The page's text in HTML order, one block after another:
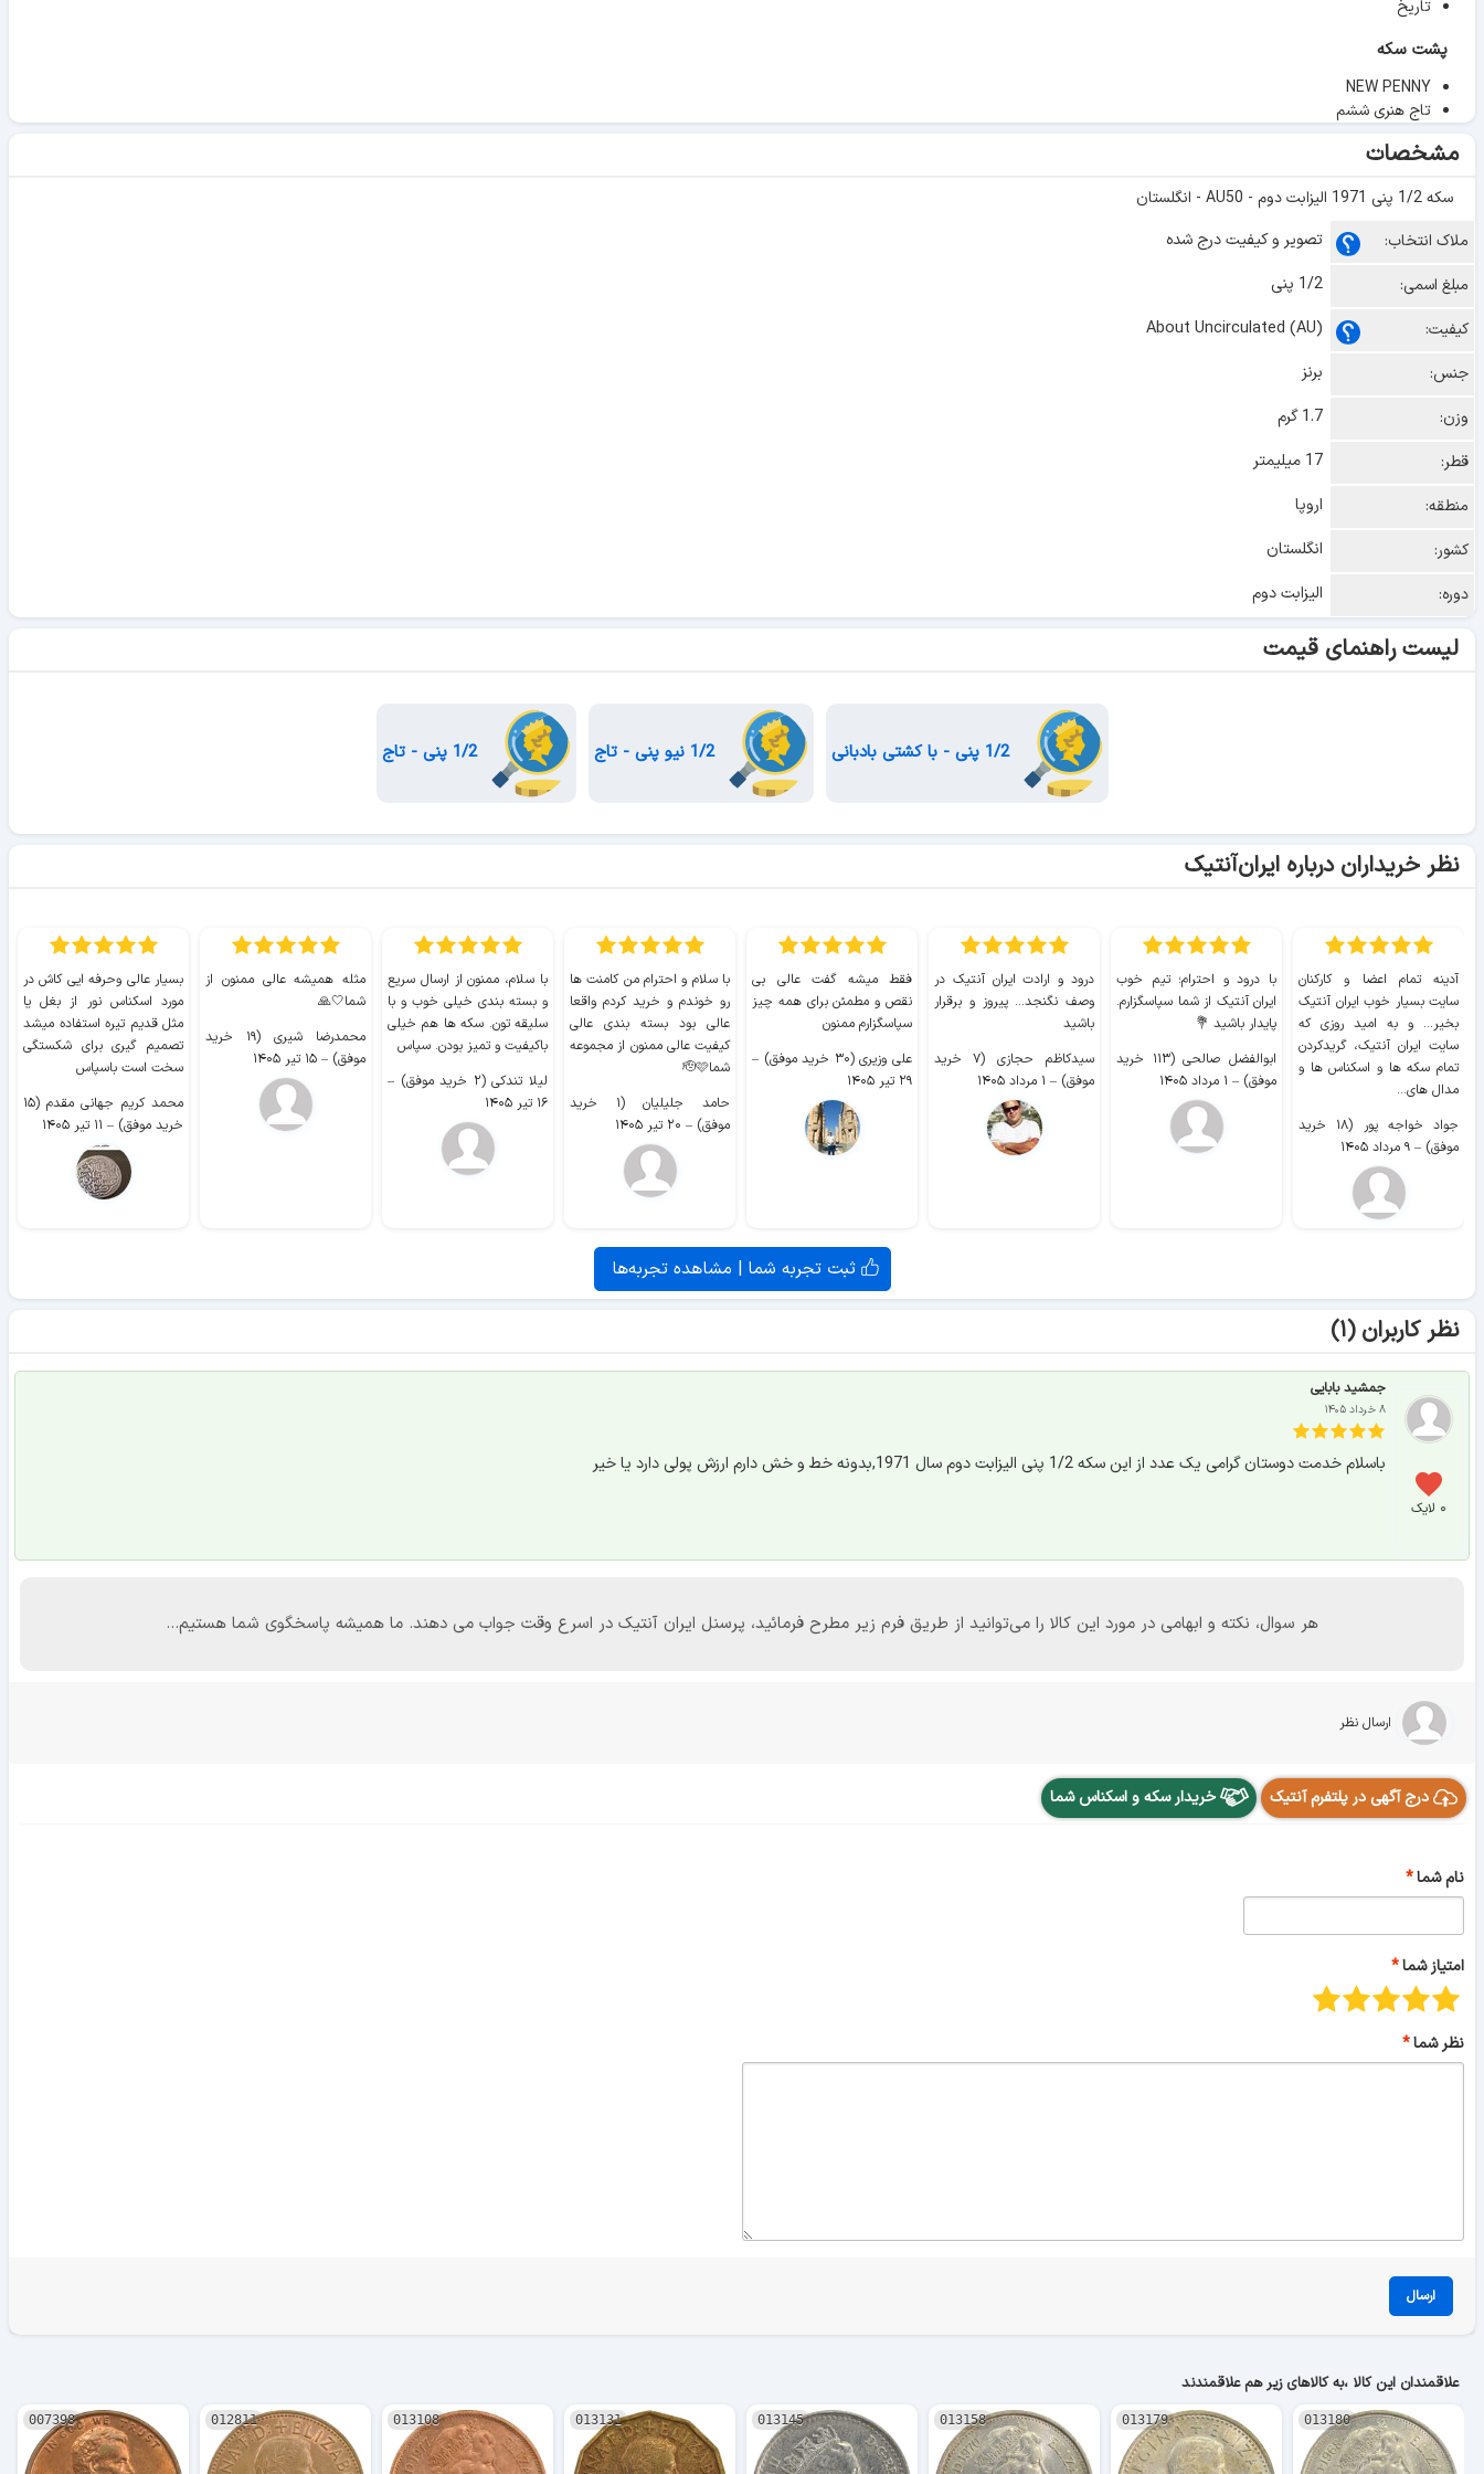
تاریخ
پشت سکه
NEW PENNY
تاج هنری ششم
مشخصات
سکه 1/2 پنی 1971 الیزابت دوم - AU50 - انگلستان
ملاک انتخاب:
تصویر و کیفیت درج شده
مبلغ اسمی:
1/2 پنی
کیفیت:
About Uncirculated (AU)
جنس:
برنز
وزن:
1.7 گرم
قطر:
17 میلیمتر
منطقه:
اروپا
کشور:
انگلستان
دوره:
الیزابت دوم
لیست راهنمای قیمت
1/2 پنی - با کشتی بادبانی 1/2 نیو پنی - تاج 1/2 پنی - تاج
نظر خریداران درباره ایران‌آنتیک
آدینه تمام اعضا و کارکنان
سایت بسیار خوب ايران آنتیک
بخیر... و به امید روزی که
سایت ايران آنتیک، گریدکردن
تمام سکه ها و اسکناس ها و
مدال های...
جواد خواجه پور (۱۸ خرید
موفق) – ۹ مرداد ۱۴۰۵
با درود و احترام؛ تیم خوب
ایران آنتیک از شما سپاسگزارم.
پایدار باشید 💐
ابوالفضل صالحی (۱۱۳ خرید
موفق) – ۱ مرداد ۱۴۰۵
درود و ارادت ایران آنتیک در
وصف نگنجد... پیروز و برقرار
باشید
سیدکاظم حجازی (۷ خرید
موفق) – ۱ مرداد ۱۴۰۵
فقط میشه گفت عالی بی
نقص و مطمئن برای همه چیز
سپاسگزارم ممنون
علی وزیری (۳۰ خرید موفق)
–
۲۹ تیر ۱۴۰۵
با سلام و احترام من کامنت ها
رو خوندم و خرید کردم واقعا
عالی بود بسته بندی عالی
کیفیت عالی ممنون از مجموعه
شما🫡🩷
حامد جلیلیان (۱ خرید
موفق) – ۲۰ تیر ۱۴۰۵
با سلام، ممنون از ارسال سریع
و بسته بندی خیلی خوب و با
سلیقه تون. سکه ها هم خیلی
باکیفیت و تمیز بودن. سپاس
لیلا تندکی (۲ خرید موفق)
–
۱۶ تیر ۱۴۰۵
مثله همیشه عالی ممنون از
شما🤍🙏
محمدرضا شیری (۱۹ خرید
موفق) – ۱۵ تیر ۱۴۰۵
بسیار عالی وحرفه ایی کاش در
مورد اسکناس نور از بغل یا
مثل قدیم تیره استفاده میشد
تصمیم گیری برای شکستگی
سخت است باسپاس
محمد کریم جهانی مقدم (۱۵
خرید موفق) – ۱۱ تیر ۱۴۰۵
ثبت تجربه شما | مشاهده تجربه‌ها
نظر کاربران (۱)
۰ لایک
جمشید بابایی
۸ خرداد ۱۴۰۵
باسلام خدمت دوستان گرامی یک عدد از این سکه 1/2 پنی الیزابت دوم سال 1971,بدونه خط و خش دارم ارزش پولی دارد یا خیر
هر سوال، نکته و ابهامی در مورد این کالا را می‌توانید از طریق فرم زیر مطرح فرمائید، پرسنل ایران آنتیک در اسرع وقت جواب می دهند. ما همیشه پاسخگوی شما هستیم...
ارسال نظر
درج آگهی در پلتفرم آنتیک خریدار سکه و اسکناس شما
نام شما
امتیاز شما
نظر شما
ارسال
علاقمندان این کالا ،به کالاهای زیر هم علاقمندند
013180
013179
013158
013145
013131
013108
012811
007398